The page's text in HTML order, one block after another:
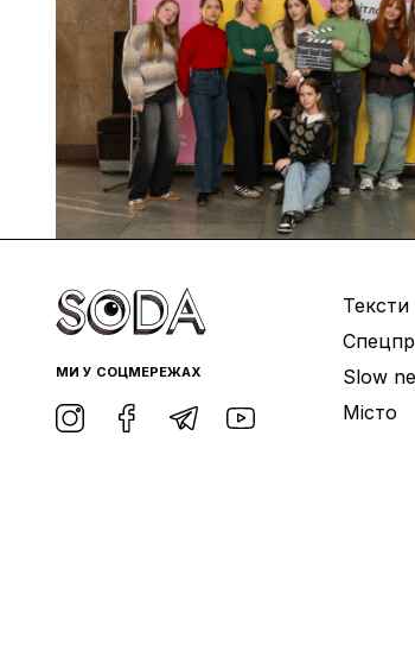
МИ У СОЦМЕРЕЖАХ
Тексти
Slow
Місто